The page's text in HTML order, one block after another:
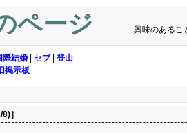
ページ 興味のあるこ
際結婚 セブ| 登山
旧掲示板
8)］